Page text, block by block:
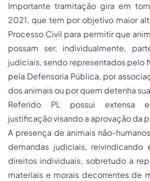
Importante tramitação gira em
2021, que tem por objetivo maior
Processo Civil para permitir que
possam ser, individualmente,
judiciais, sendo representados pelo
pela Defensoria Pública, por
dos animais ou por quem detenha
Referido PL possui extensa e
justificação visando a aprovação da
A presença de animais não-
demandas judiciais, reivindicando
direitos individuais, sobretudo a
materiais e morais decorrentes de